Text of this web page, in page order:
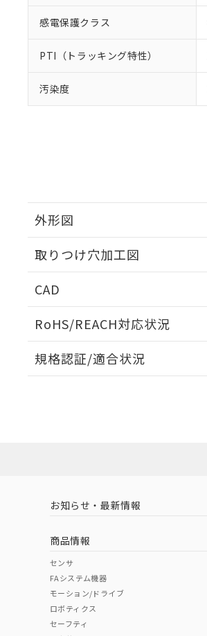
感電保護クラス
PTI（トラッキング特性）
汚染度
外形図
取りつけ穴加工図
CAD
RoHS/REACH対応状況
EU RoHS 注意事項・凡例
中国 RoHS 注意事項・凡例
中国 RoHS表
Pb Hg
規格認証/適合状況
お知らせ・最新情報
商品情報
センサ
FAシステム機器
モーション/ドライブ
ロボティクス
セーフティ